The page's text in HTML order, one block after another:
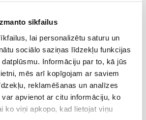
sīkfailus
lai personalizētu saturu un
sociālo saziņas līdzekļu funkcijas
Informāciju par to, kā jūs
mēs arī kopīgojam ar saviem
reklamēšanas un analīzes
apvienot ar citu informāciju, ko
ko viņi apkopo, kad lietojat viņu